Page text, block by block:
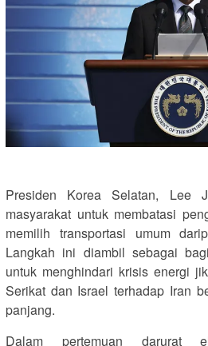
Presiden Korea Selatan, Lee
masyarakat untuk membatasi
memilih transportasi umum
Langkah ini diambil sebagai
untuk menghindari krisis energi
Serikat dan Israel terhadap Iran
panjang.
Dalam pertemuan darurat